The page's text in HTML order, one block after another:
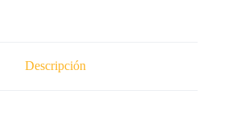
Descripción